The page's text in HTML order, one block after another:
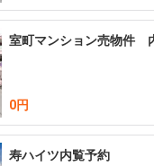
室町マンション売物件
0円
寿ハイツ内覧予約